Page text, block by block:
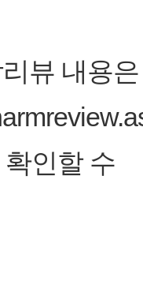
뷰 내용
인할 수